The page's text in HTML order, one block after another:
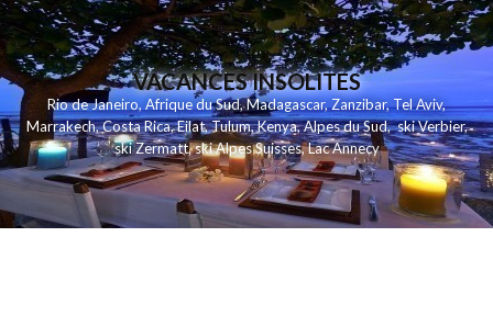
VACANCES INSOLITES
Rio de Janeiro,Afrique du Sud,Madagascar,Zanzibar,Tel Aviv,
Marrakech,Costa Rica,Eilat,Tulum,Kenya,Alpes du Sud,ski Verbier,
ski Zermatt,ski Alpes Suisses,Lac Annecy